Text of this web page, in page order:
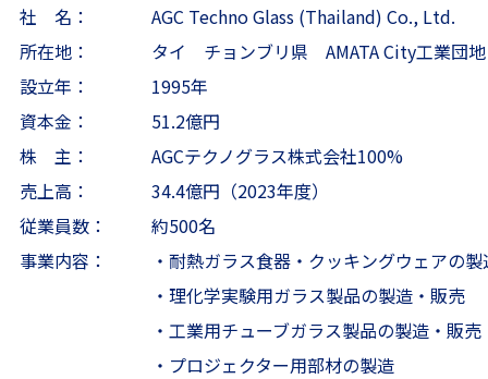
社 名：
AGC Techno Glass (Thailand) Co., Ltd.
所在地：
タイ チョンブリ県 AMATA City工業団地
設立年：
1995年
資本金：
51.2億円
株 主：
AGCテクノグラス株式会社100%
売上高：
34.4億円（2023年度）
従業員数：
約500名
事業内容：
・耐熱ガラス食器・クッキングウェアの
・理化学実験用ガラス製品の製造・販売
・工業用チューブガラス製品の製造・販売
・プロジェクター用部材の製造